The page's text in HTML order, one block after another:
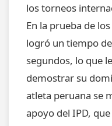
los torneos
En la prueba de
logró un tiempo
segundos, lo que
demostrar su
atleta peruana se
apoyo del IPD,